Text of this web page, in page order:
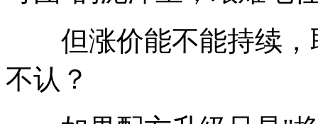
但涨价能不能持续，
不认？